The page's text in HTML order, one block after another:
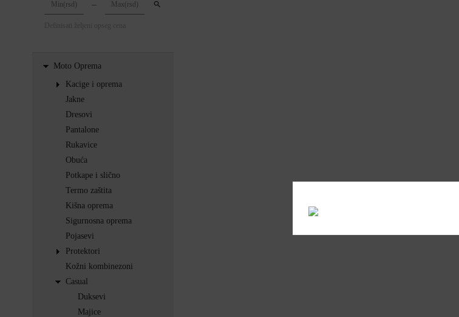
Moto Oprema
Kacige i oprema
Jakne
Dresovi
Pantalone
Rukavice
Obuća
Potkape i slično
Termo zaštita
Kišna oprema
Sigurnosna oprema
Pojasevi
Protektori
Kožni kombinezoni
Casual
Duksevi
Majice